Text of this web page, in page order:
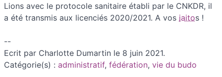
Lions avec le protocole sanitaire établi par le CNKDR, il
a été transmis aux licenciés 2020/2021. A vos iaitos !
--
Ecrit par Charlotte Dumartin le 8 juin 2021.
Catégorie(s) : administratif, fédération, vie du budo